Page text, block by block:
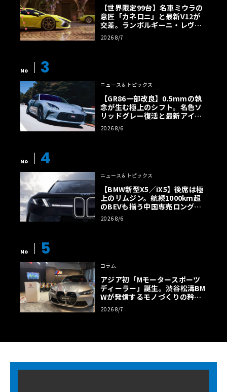
【世界限定99台】名車ミウラの
意匠「カネロニ」と最新V12が
交差。ランボルギーニ・レヴエ
ルトに60周年記念車が登場
2026 8/7
No 3
ニュース＆トピックス
【GR86一部改良】0.5mmの執
念が生む極上のシフト。名色ソ
リッドグレー復活と最新アイサ
イトでFRの極みへ
2026 8/6
No 4
ニュース＆トピックス
【BMW新型X5／iX5】後席は極
上のリムジン。航続1000km超
のBEVも揃う中国専売ロング仕
様の全貌
2026 8/6
No 5
コラム
アジア初「Mモータースポーツ
ディーラー」誕生。渋谷松濤BM
Wが発信するモノづくりの矜持
【木下隆之コラム】
2026 8/7